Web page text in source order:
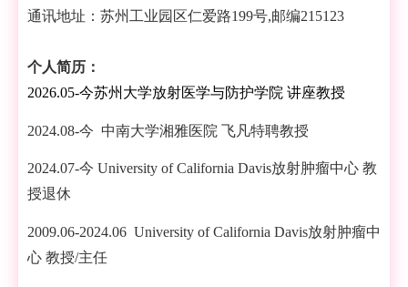
通讯地址：苏州工业园区仁爱路199号,邮编215123
个人简历：
2026.05-今苏州大学放射医学与防护学院 讲座教授
2024.08-今 中南大学湘雅医院 飞凡特聘教授
2024.07-今 University of California Davis放射肿瘤中心 教
授退休
2009.06-2024.06 University of California Davis放射肿瘤中
心 教授/主任